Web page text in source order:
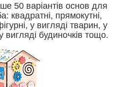
50 варіантів основ для
квадратні, прямокутні,
у вигляді тварин, у
вигляді будиночків тощо.